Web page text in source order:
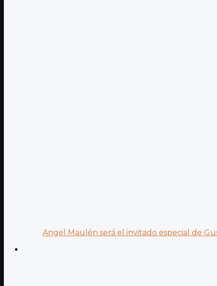
Angel Maulén será el invitado especial de